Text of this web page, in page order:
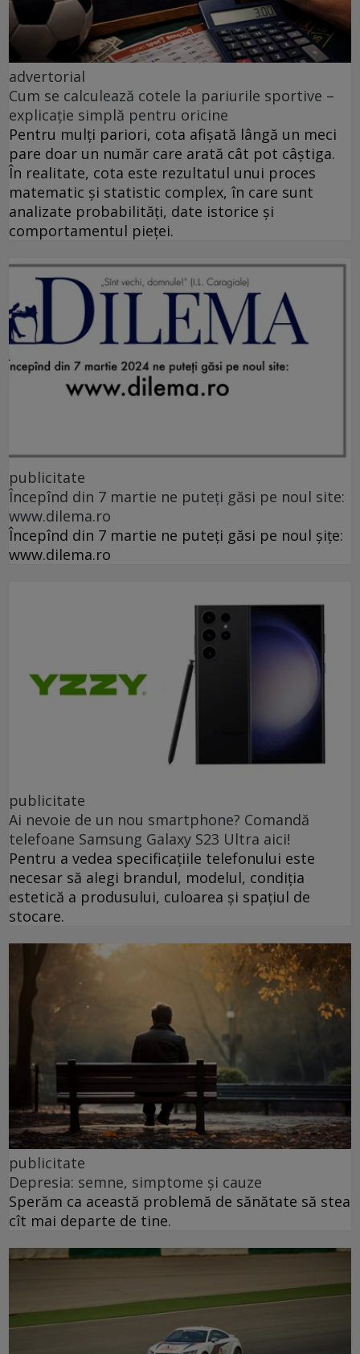
advertorial
Cum se calculează cotele la pariurile sportive –
explicație simplă pentru oricine
Pentru mulți pariori, cota afișată lângă un meci
pare doar un număr care arată cât pot câștiga.
În realitate, cota este rezultatul unui proces
matematic și statistic complex, în care sunt
analizate probabilități, date istorice și
comportamentul pieței.
publicitate
Începînd din 7 martie ne puteți găsi pe noul site:
www.dilema.ro
Începînd din 7 martie ne puteți găsi pe noul șițe:
www.dilema.ro
publicitate
Ai nevoie de un nou smartphone? Comandă
telefoane Samsung Galaxy S23 Ultra aici!
Pentru a vedea specificațiile telefonului este
necesar să alegi brandul, modelul, condiția
estetică a produsului, culoarea și spațiul de
stocare.
publicitate
Depresia: semne, simptome și cauze
Sperăm ca această problemă de sănătate să stea
cît mai departe de tine.